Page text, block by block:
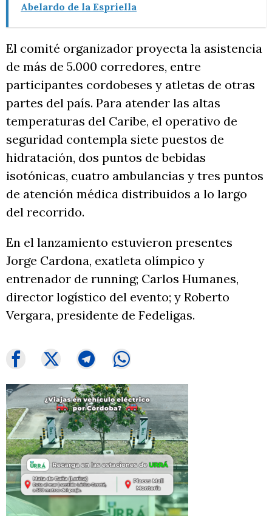
Abelardo de la Espriella
El comité organizador proyecta la asistencia
de más de 5.000 corredores, entre
participantes cordobeses y atletas de otras
partes del país. Para atender las altas
temperaturas del Caribe, el operativo de
seguridad contempla siete puestos de
hidratación, dos puntos de bebidas
isotónicas, cuatro ambulancias y tres puntos
de atención médica distribuidos a lo largo
del recorrido.
En el lanzamiento estuvieron presentes
Jorge Cardona, exatleta olímpico y
entrenador de running; Carlos Humanes,
director logístico del evento; y Roberto
Vergara, presidente de Fedeligas.